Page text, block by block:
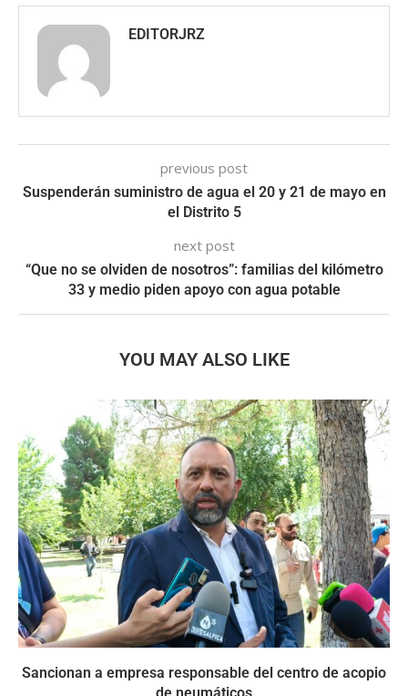
EDITORJRZ
previous post
Suspenderán suministro de agua el 20 y 21 de mayo en
el Distrito 5
next post
“Que no se olviden de nosotros”: familias del kilómetro
33 y medio piden apoyo con agua potable
YOU MAY ALSO LIKE
Sancionan a empresa responsable del centro de acopio